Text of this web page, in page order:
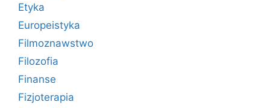
Etyka
Europeistyka
Filmoznawstwo
Filozofia
Finanse
Fizjoterapia